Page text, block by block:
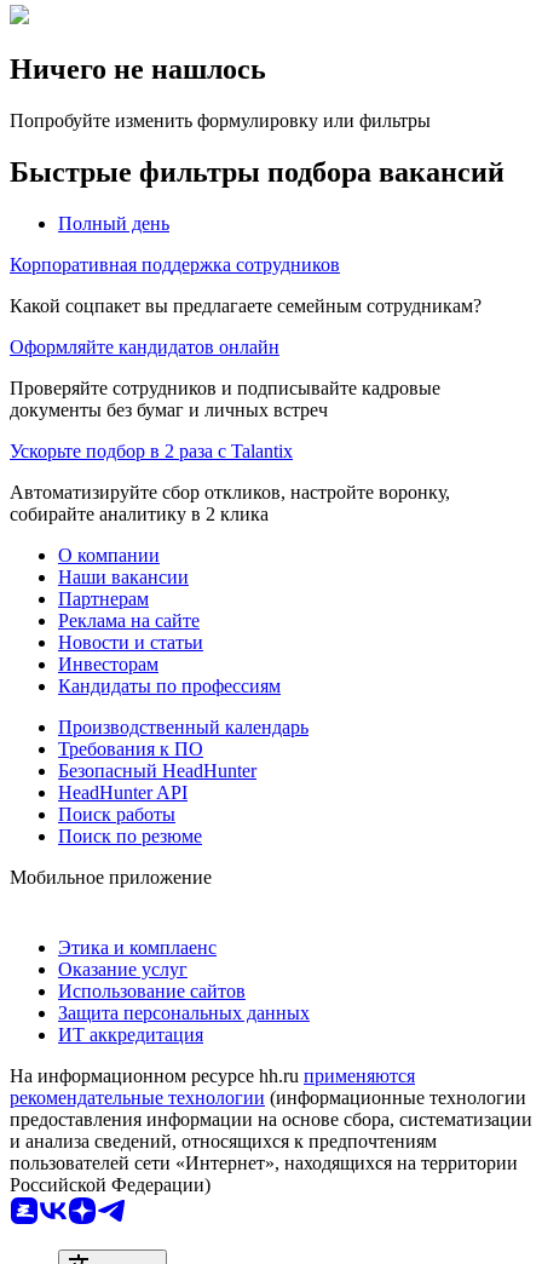
Ничего не нашлось
Попробуйте изменить формулировку или фильтры
Быстрые фильтры подбора вакансий
Полный день
Корпоративная поддержка сотрудников
Какой соцпакет вы предлагаете семейным сотрудникам?
Оформляйте кандидатов онлайн
Проверяйте сотрудников и подписывайте кадровые
документы без бумаг и личных встреч
Ускорьте подбор в 2 раза с Talantix
Автоматизируйте сбор откликов, настройте воронку,
собирайте аналитику в 2 клика
О компании
Наши вакансии
Партнерам
Реклама на сайте
Новости и статьи
Инвесторам
Кандидаты по профессиям
Производственный календарь
Требования к ПО
Безопасный HeadHunter
HeadHunter API
Поиск работы
Поиск по резюме
Мобильное приложение
Этика и комплаенс
Оказание услуг
Использование сайтов
Защита персональных данных
ИТ аккредитация
На информационном ресурсе hh.ru применяются
рекомендательные технологии (информационные технологии
предоставления информации на основе сбора, систематизации
и анализа сведений, относящихся к предпочтениям
пользователей сети «Интернет», находящихся на территории
Российской Федерации)